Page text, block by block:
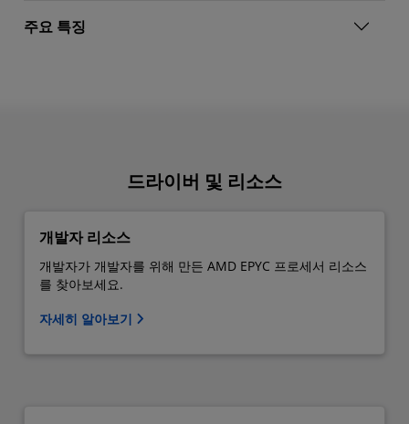
주요 특징
드라이버 및 리소스
개발자 리소스
개발자가 개발자를 위해 만든 AMD EPYC 프로세서 리소스
를 찾아보세요.
자세히 알아보기